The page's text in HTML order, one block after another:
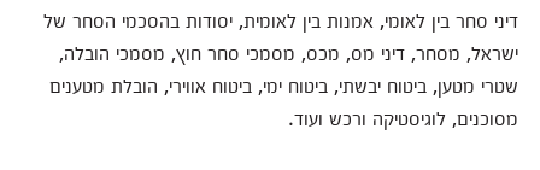
דיני סחר בין לאומי, אמנות בין לאומית, יסודות בהסכמי הסחר של
ישראל, מסחר, דיני מס, מכס, מסמכי סחר חוץ, מסמכי הובלה,
שטרי מטען, ביטוח יבשתי, ביטוח ימי, ביטוח אווירי, הובלת מטענים
מסוכנים, לוגיסטיקה ורכש ועוד.